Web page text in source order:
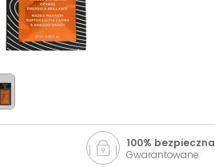
100% bezpieczna
Gwarantowane